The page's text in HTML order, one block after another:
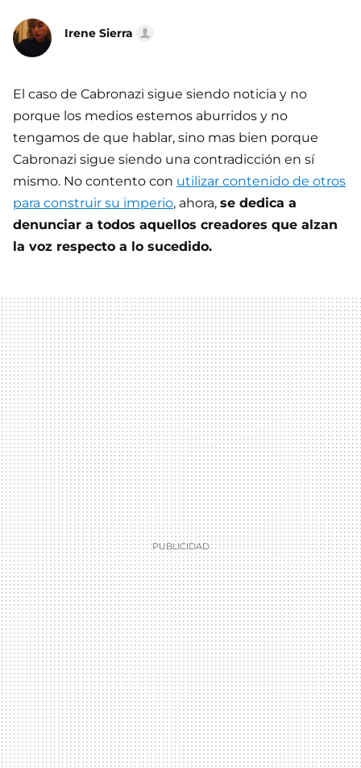
Irene Sierra
El caso de Cabronazi sigue siendo noticia y no
porque los medios estemos aburridos y no
tengamos de que hablar, sino mas bien porque
Cabronazi sigue siendo una contradicción en sí
mismo. No contento con utilizar contenido de otros
para construir su imperio, ahora, se dedica a
denunciar a todos aquellos creadores que alzan
la voz respecto a lo sucedido.